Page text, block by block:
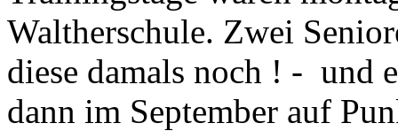
Waltherschule. Zwei
diese damals noch ! - und
dann im September auf